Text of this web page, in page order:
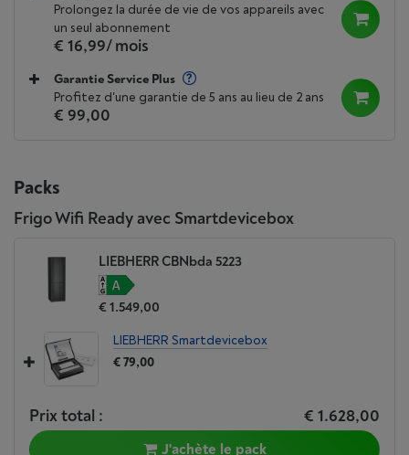
Prolongez la durée de vie de vos appareils avec
un seul abonnement
€ 16,99/ mois
Garantie Service Plus
Profitez d'une garantie de 5 ans au lieu de 2 ans
€ 99,00
Packs
Frigo Wifi Ready avec Smartdevicebox
LIEBHERR CBNbda 5223
€ 1.549,00
LIEBHERR Smartdevicebox
€ 79,00
Prix total : € 1.628,00
J'achète le pack